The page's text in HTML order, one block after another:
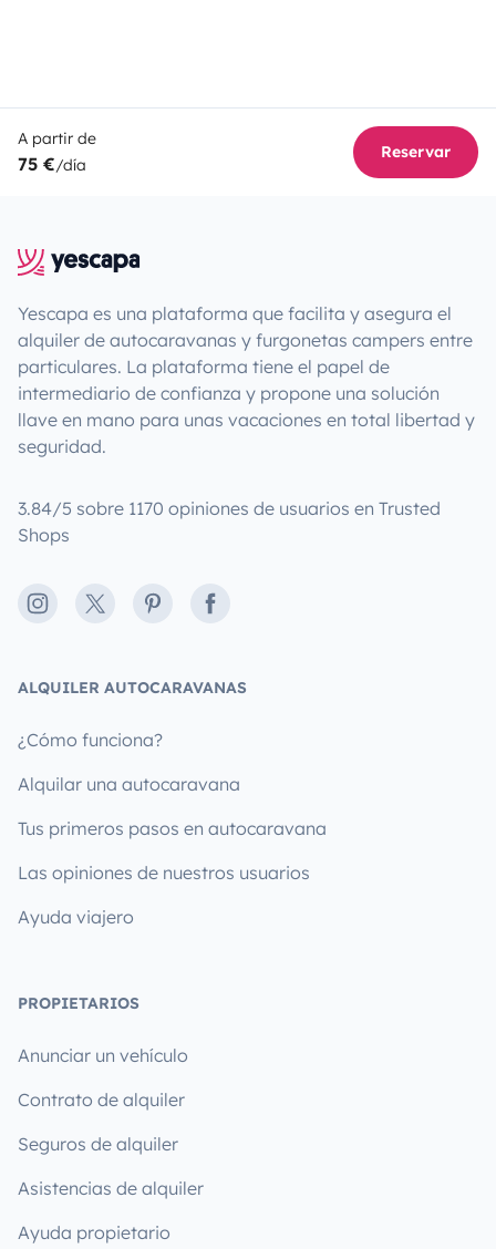
A partir de
75 €/día
Reservar
Yescapa es una plataforma que facilita y asegura el
alquiler de autocaravanas y furgonetas campers entre
particulares. La plataforma tiene el papel de
intermediario de confianza y propone una solución
llave en mano para unas vacaciones en total libertad y
seguridad.
3.84/5 sobre 1170 opiniones de usuarios en Trusted
Shops
Instagram
X PinterestFacebook
ALQUILER AUTOCARAVANAS
¿Cómo funciona?
Alquilar una autocaravana
Tus primeros pasos en autocaravana
Las opiniones de nuestros usuarios
Ayuda viajero
PROPIETARIOS
Anunciar un vehículo
Contrato de alquiler
Seguros de alquiler
Asistencias de alquiler
Ayuda propietario